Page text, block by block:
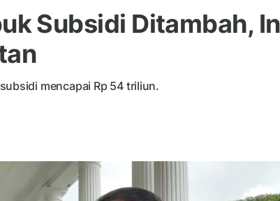
Subsidi Ditambah,
mencapai Rp 54 triliun.